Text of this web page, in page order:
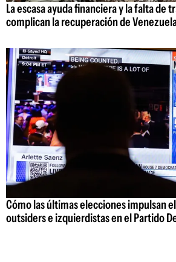
La escasa ayuda financiera y la falta de
complican la recuperación de
Cómo las últimas elecciones impulsan
outsiders e izquierdistas en el Partido